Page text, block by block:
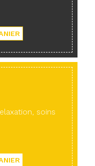
soins